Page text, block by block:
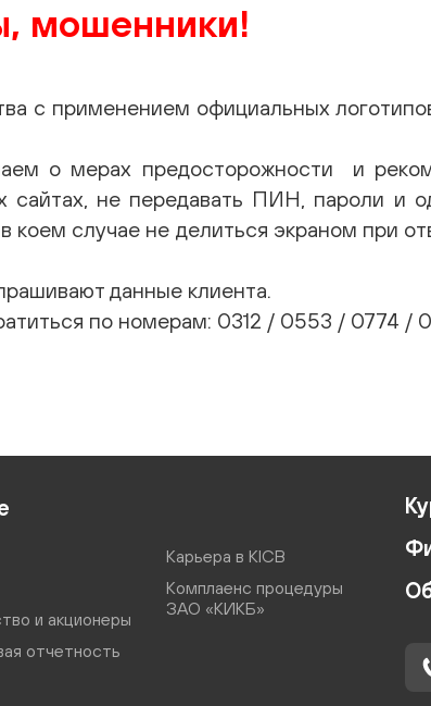
мошенники!
с применением официальных
о мерах предосторожности и
сайтах, не передавать ПИН, пароли и
случае не делиться экраном при
данные клиента.
по номерам: 0312 / 0553 / 0774 /
и акционеры
отчетность
Карьера в KICB
Комплаенс процедуры
ЗАО «КИКБ»